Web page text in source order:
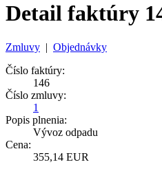
Detail faktúry
Zmluvy | Objednávky
Číslo faktúry:
146
Číslo zmluvy:
1
Popis plnenia:
Vývoz odpadu
Cena:
355,14 EUR